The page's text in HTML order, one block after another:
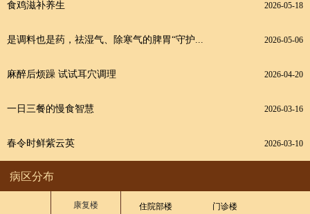
食鸡滋补养生 2026-05-18
是调料也是药，祛湿气、除寒气的脾胃“守护... 2026-05-06
麻醉后烦躁 试试耳穴调理 2026-04-20
一日三餐的慢食智慧 2026-03-16
春令时鲜紫云英 2026-03-10
病区分布
康复楼 住院部楼 门诊楼